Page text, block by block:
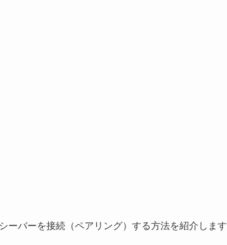
ーバーを接続（ペアリング）する方法を紹介します